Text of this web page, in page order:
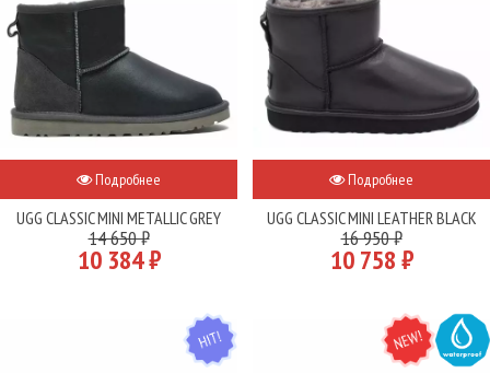
Подробнее
UGG CLASSIC MINI METALLIC GREY
14 650 ₽
10 384 ₽
Подробнее
UGG CLASSIC MINI LEATHER BLACK
16 950 ₽
10 758 ₽
HIT NEW WATER